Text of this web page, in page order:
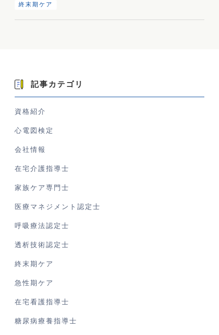
終末期ケア
記事カテゴリ
資格紹介
心電図検定
会社情報
在宅介護指導士
家族ケア専門士
医療マネジメント認定士
呼吸療法認定士
透析技術認定士
終末期ケア
急性期ケア
在宅看護指導士
糖尿病療養指導士